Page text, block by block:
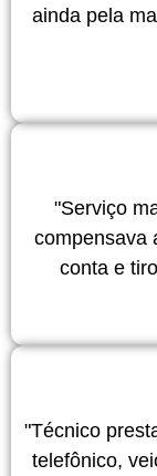
ainda pela
"Serviço
compensava
conta e
"Técnico
telefônico,